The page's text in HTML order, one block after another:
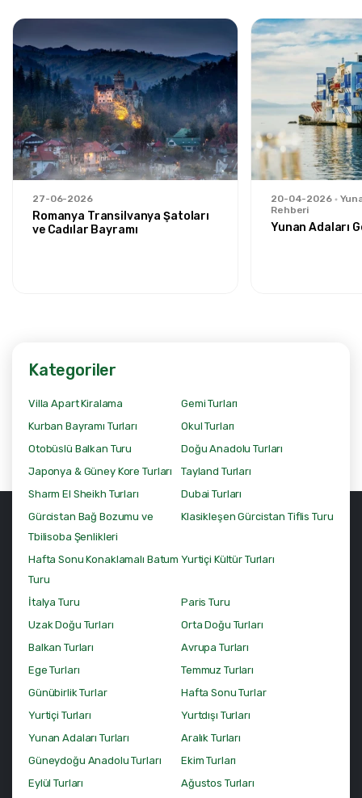
27-06-2026
Romanya Transilvanya Şatoları
ve Cadılar Bayramı
20-04-2026
Rehberi
Yunan Adaları
Kategoriler
Villa Apart Kiralama
Gemi Turları
Kurban Bayramı Turları
Okul Turları
Otobüslü Balkan Turu
Doğu Anadolu Turları
Japonya & Güney Kore Turları
Tayland Turları
Sharm El Sheikh Turları
Dubai Turları
Gürcistan Bağ Bozumu ve
Tbilisoba Şenlikleri
Klasikleşen Gürcistan Tiflis Turu
Hafta Sonu Konaklamalı Batum
Turu
Yurtiçi Kültür Turları
İtalya Turu
Paris Turu
Uzak Doğu Turları
Orta Doğu Turları
Balkan Turları
Avrupa Turları
Ege Turları
Temmuz Turları
Günübirlik Turlar
Hafta Sonu Turlar
Yurtiçi Turları
Yurtdışı Turları
Yunan Adaları Turları
Aralık Turları
Güneydoğu Anadolu Turları
Ekim Turları
Eylül Turları
Ağustos Turları